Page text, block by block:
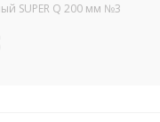
SUPER Q 200 мм №3